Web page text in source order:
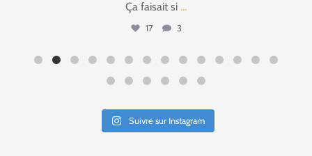
Ça faisait si ...
17 3
Suivre sur Instagram